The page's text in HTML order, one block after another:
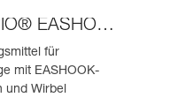
EASHOOK
für
mit EASHOOK-
und Wirbel